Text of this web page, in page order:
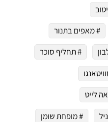
# מאפים בתנור
# תחליף סוכר
לייט
# מופחת שומן